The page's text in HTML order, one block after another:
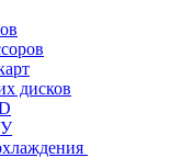
дисков